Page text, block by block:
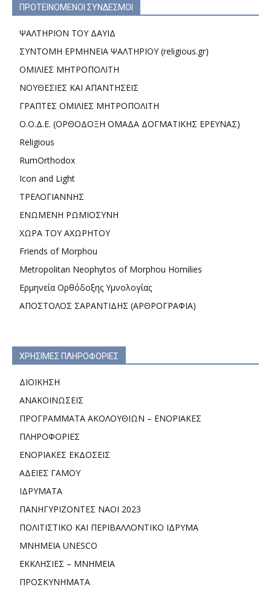
ΠΡΟΤΕΙΝΟΜΕΝΟΙ ΣΥΝΔΕΣΜΟΙ
ΨΑΛΤΗΡΙΟΝ ΤΟΥ ΔΑΥΙΔ
ΣΥΝΤΟΜΗ ΕΡΜΗΝΕΙΑ ΨΑΛΤΗΡΙΟΥ (religious.gr)
ΟΜΙΛΙΕΣ ΜΗΤΡΟΠΟΛΙΤΗ
ΝΟΥΘΕΣΙΕΣ ΚΑΙ ΑΠΑΝΤΗΣΕΙΣ
ΓΡΑΠΤΕΣ ΟΜΙΛΙΕΣ ΜΗΤΡΟΠΟΛΙΤΗ
Ο.Ο.Δ.Ε. (ΟΡΘΟΔΟΞΗ ΟΜΑΔΑ ΔΟΓΜΑΤΙΚΗΣ ΕΡΕΥΝΑΣ)
Religious
RumOrthodox
Icon and Light
ΤΡΕΛΟΓΙΑΝΝΗΣ
ΕΝΩΜΕΝΗ ΡΩΜΙΟΣΥΝΗ
ΧΩΡΑ ΤΟΥ ΑΧΩΡΗΤΟΥ
Friends of Morphou
Metropolitan Neophytos of Morphou Homilies
Ερμηνεία Ορθόδοξης Υμνολογίας
ΑΠΟΣΤΟΛΟΣ ΣΑΡΑΝΤΙΔΗΣ (ΑΡΘΡΟΓΡΑΦΙΑ)
ΧΡΗΣΙΜΕΣ ΠΛΗΡΟΦΟΡΙΕΣ
ΔΙΟΙΚΗΣΗ
ΑΝΑΚΟΙΝΩΣΕΙΣ
ΠΡΟΓΡΑΜΜΑΤΑ ΑΚΟΛΟΥΘΙΩΝ – ΕΝΟΡΙΑΚΕΣ
ΠΛΗΡΟΦΟΡΙΕΣ
ΕΝΟΡΙΑΚΕΣ ΕΚΔΟΣΕΙΣ
ΑΔΕΙΕΣ ΓΑΜΟΥ
ΙΔΡΥΜΑΤΑ
ΠΑΝΗΓΥΡΙΖΟΝΤΕΣ ΝΑΟΙ 2023
ΠΟΛΙΤΙΣΤΙΚΟ ΚΑΙ ΠΕΡΙΒΑΛΛΟΝΤΙΚΟ ΙΔΡΥΜΑ
ΜΝΗΜΕΙΑ UNESCO
ΕΚΚΛΗΣΙΕΣ – ΜΝΗΜΕΙΑ
ΠΡΟΣΚΥΝΗΜΑΤΑ